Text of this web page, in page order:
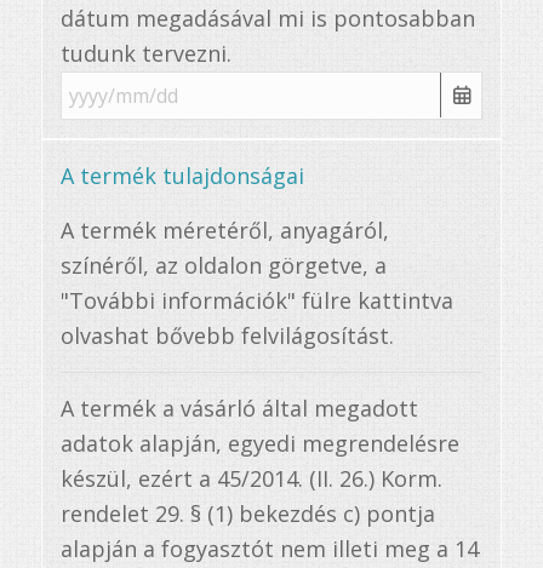
dátum megadásával mi is pontosabban
tudunk tervezni.
A termék tulajdonságai
A termék méretéről, anyagáról,
színéről, az oldalon görgetve, a
"További információk" fülre kattintva
olvashat bővebb felvilágosítást.
A termék a vásárló által megadott
adatok alapján, egyedi megrendelésre
készül, ezért a 45/2014. (II. 26.) Korm.
rendelet 29. § (1) bekezdés c) pontja
alapján a fogyasztót nem illeti meg a 14